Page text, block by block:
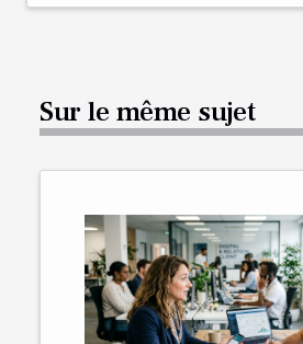
Sur le même sujet